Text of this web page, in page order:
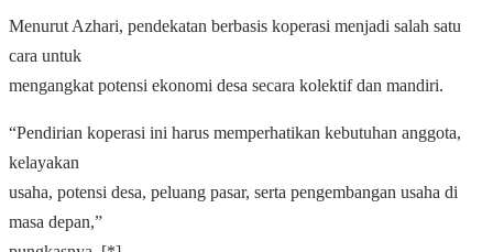
Menurut Azhari, pendekatan berbasis koperasi menjadi salah satu
cara untuk
mengangkat potensi ekonomi desa secara kolektif dan mandiri.
“Pendirian koperasi ini harus memperhatikan kebutuhan anggota,
kelayakan
usaha, potensi desa, peluang pasar, serta pengembangan usaha di
masa depan,”